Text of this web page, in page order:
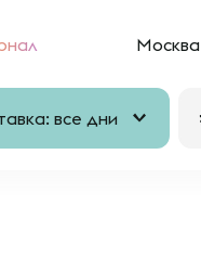
Москва
все дни